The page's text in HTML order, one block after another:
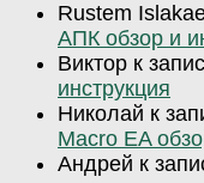
Rustem
АПК обзор и
Виктор к
инструкция
Николай к
Macro EA
Андрей к